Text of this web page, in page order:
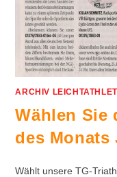
ARCHIV
Wählen Sie
des Monats
Wählt unsere TG-